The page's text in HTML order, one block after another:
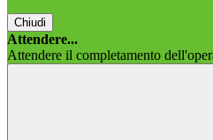
Chiudi
Attendere...
Attendere il completamento